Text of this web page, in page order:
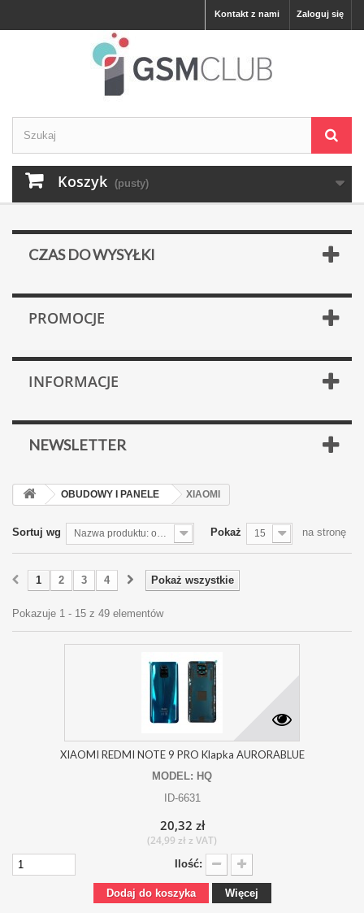
Zaloguj się
Kontakt z nami
Koszyk (pusty)
CZAS DO WYSYŁKI
PROMOCJE
INFORMACJE
NEWSLETTER
OBUDOWY I PANELE XIAOMI
Sortuj wg Nazwa produktu: od Z do A Pokaż 15 na stronę
Pokaż wszystkie
1 2 3 4
Pokazuje 1 - 15 z 49 elementów
XIAOMI REDMI NOTE 9 PRO Klapka AURORABLUE
MODEL: HQ
ID-6631
20,32 zł
(24,99 zł z VAT)
Ilość:
Dodaj do koszyka Więcej